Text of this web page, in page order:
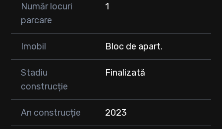
Număr locuri
parcare
1
Imobil Bloc de apart.
Stadiu
construcție
Finalizată
An construcție 2023